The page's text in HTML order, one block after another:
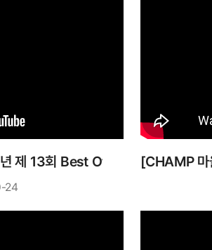
제 13회 Best Of CHAMP Day
24
[CHAMP 마